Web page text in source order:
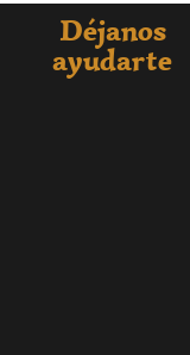
Déjanos
ayudarte